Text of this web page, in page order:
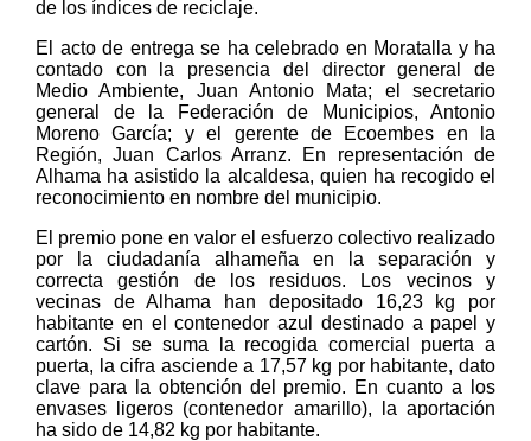
de los índices de reciclaje.
El acto de entrega se ha celebrado en Moratalla y ha
contado con la presencia del director general de
Medio Ambiente, Juan Antonio Mata; el secretario
general de la Federación de Municipios, Antonio
Moreno García; y el gerente de Ecoembes en la
Región, Juan Carlos Arranz. En representación de
Alhama ha asistido la alcaldesa, quien ha recogido el
reconocimiento en nombre del municipio.
El premio pone en valor el esfuerzo colectivo realizado
por la ciudadanía alhameña en la separación y
correcta gestión de los residuos. Los vecinos y
vecinas de Alhama han depositado 16,23 kg por
habitante en el contenedor azul destinado a papel y
cartón. Si se suma la recogida comercial puerta a
puerta, la cifra asciende a 17,57 kg por habitante, dato
clave para la obtención del premio. En cuanto a los
envases ligeros (contenedor amarillo), la aportación
ha sido de 14,82 kg por habitante.